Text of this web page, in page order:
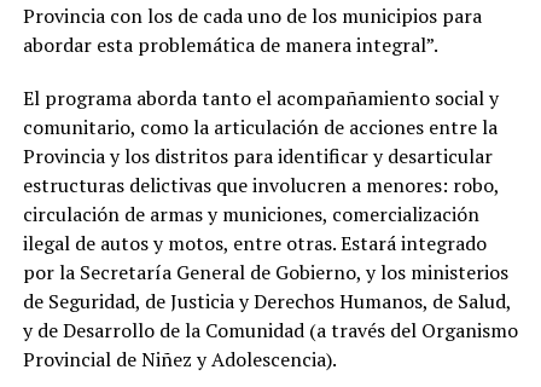
Provincia con los de cada uno de los municipios para
abordar esta problemática de manera integral”.
El programa aborda tanto el acompañamiento social y
comunitario, como la articulación de acciones entre la
Provincia y los distritos para identificar y desarticular
estructuras delictivas que involucren a menores: robo,
circulación de armas y municiones, comercialización
ilegal de autos y motos, entre otras. Estará integrado
por la Secretaría General de Gobierno, y los ministerios
de Seguridad, de Justicia y Derechos Humanos, de Salud,
y de Desarrollo de la Comunidad (a través del Organismo
Provincial de Niñez y Adolescencia).